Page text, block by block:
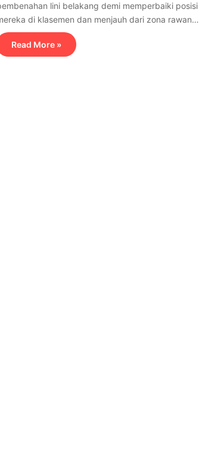
lini belakang demi memperbaiki posisi
di klasemen dan menjauh dari zona rawan…
Read More »